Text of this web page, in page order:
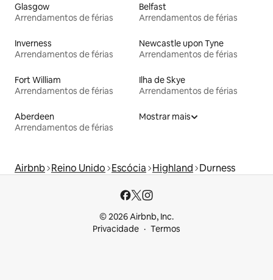
Glasgow
Arrendamentos de férias
Belfast
Arrendamentos de férias
Inverness
Arrendamentos de férias
Newcastle upon Tyne
Arrendamentos de férias
Fort William
Arrendamentos de férias
Ilha de Skye
Arrendamentos de férias
Aberdeen
Arrendamentos de férias
Mostrar mais
Airbnb Reino Unido Escócia Highland Durness
© 2026 Airbnb, Inc.
Privacidade
Termos